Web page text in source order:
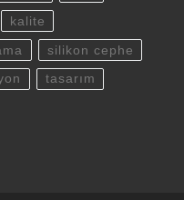
kalite
silikon cephe
tasarım